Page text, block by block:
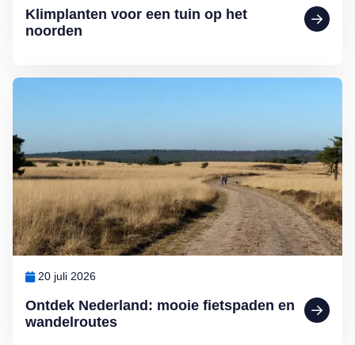
Klimplanten voor een tuin op het
noorden
Ontdek Nederland: mooie fietspaden en
wandelroutes
20 juli 2026
Lees meer over Ontdek Nederland: mooie fietspaden en